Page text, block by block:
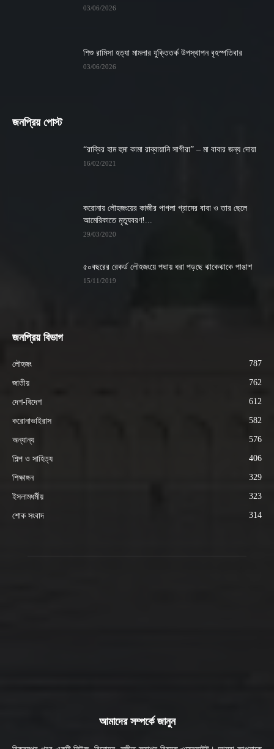
03/06/2026
শিশু রামিসা হত্যা মামলার যুক্তিতর্ক উপস্থাপন বৃহস্পতিবার
03/06/2026
জনপ্রিয় পোস্ট
“রাব্বির হাম হুমা কামা রাব্বায়ানি সাগীরা” – মা বাবার জন্য দোয়া
16/02/2021
করোনায় লৌহজংয়ের কাজীর পাগলা গ্রামের বাবা ও তার ছেলে
আমেরিকাতে মৃত্যুবরণ!...
29/03/2020
৫০বছরের রেকর্ড লৌহজংয়ে পদ্মায় ধরা পড়ছে ঝাকেঝাকে পাঙাশ
15/11/2019
জনপ্রিয় বিভাগ
লৌহজং 787
জাতীয় 762
দেশ-বিদেশ 612
করোনাভাইরাস 582
অন্যান্য 576
শিল্প ও সাহিত্য 406
শিক্ষাঙ্গন 329
ইসলামধর্মীয় 323
শোক সংবাদ 314
আমাদের সম্পর্কে জানুন